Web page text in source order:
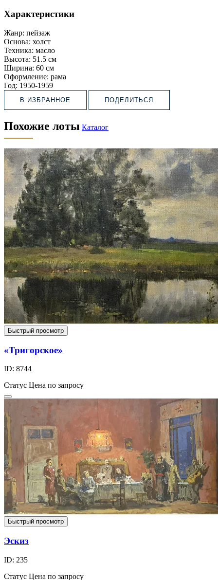
Характеристики
Жанр: пейзаж
Основа: холст
Техника: масло
Высота: 51.5 см
Ширина: 60 см
Оформление: рама
Год: 1950-1959
В ИЗБРАННОЕ ПОДЕЛИТЬСЯ
Похожие лоты Каталог
Быстрый просмотр
«Тригорское»
ID: 8744
Статус Цена по запросу
Быстрый просмотр
Эскиз
ID: 235
Статус Цена по запросу